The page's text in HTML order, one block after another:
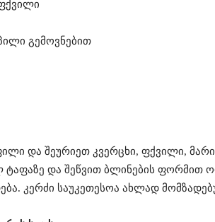
გემოვნებით
და შეურიეთ კვერცხი, ფქვილი,
ტაფაზე და შეწვით ბლინების ფორმით
კერძი საუკეთესოა ახლად